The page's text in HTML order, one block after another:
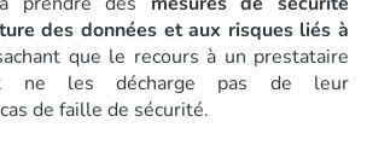
des données et aux risques liés à
que le recours à un prestataire
ne les décharge pas de leur
de faille de sécurité.